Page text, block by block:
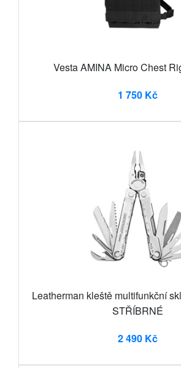
Vesta AMINA Micro Chest
1 750 Kč
Leatherman kleště multifunkční
STŘÍBRNÉ
2 490 Kč